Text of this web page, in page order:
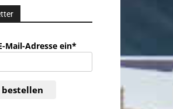
Mail-Adresse ein*